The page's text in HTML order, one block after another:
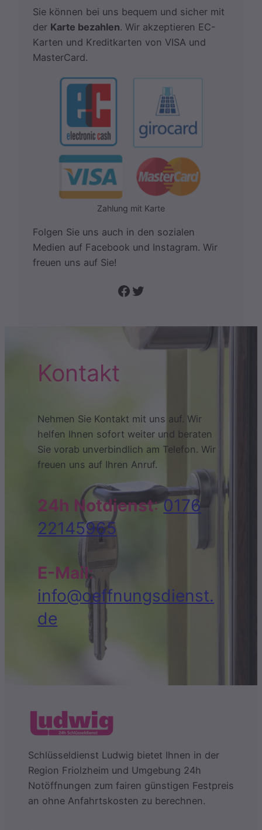
Sie können bei uns bequem und sicher mit
der Karte bezahlen. Wir akzeptieren EC-
Karten und Kreditkarten von VISA und
MasterCard.
Zahlung mit Karte
Folgen Sie uns auch in den sozialen
Medien auf Facebook und Instagram. Wir
freuen uns auf Sie!
Folge uns auf Facebook Twitter
Kontakt
Nehmen Sie Kontakt mit uns auf. Wir
helfen Ihnen sofort weiter und beraten
Sie vorab unverbindlich am Telefon. Wir
freuen uns auf Ihren Anruf.
24h Notdienst:0176
22145965
E-Mail:
info@oeffnungsdienst.
de
Schlüsseldienst Ludwig bietet Ihnen in der
Region Friolzheim und Umgebung 24h
Notöffnungen zum fairen günstigen Festpreis
an ohne Anfahrtskosten zu berechnen.